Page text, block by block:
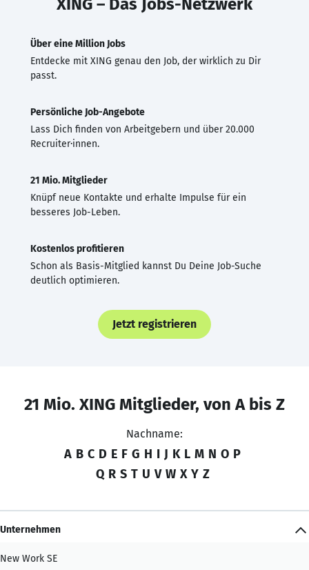
Über eine Million Jobs
Entdecke mit XING genau den Job, der wirklich zu Dir
passt.
Persönliche Job-Angebote
Lass Dich finden von Arbeitgebern und über 20.000
Recruiter·innen.
21 Mio. Mitglieder
Knüpf neue Kontakte und erhalte Impulse für ein
besseres Job-Leben.
Kostenlos profitieren
Schon als Basis-Mitglied kannst Du Deine Job-Suche
deutlich optimieren.
Jetzt registrieren
21 Mio. XING Mitglieder, von A bis Z
Nachname:
A B C D E F G H I J K L M N O P
Q R S T U V W X Y Z
Unternehmen
New Work SE